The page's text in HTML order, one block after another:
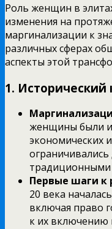
Роль женщин в
изменения на
маргинализации к
различных сферах
аспекты этой
1. Исторический
женщины были
экономических
традиционными
Первые шаги к
20 века
включая право
к их включению